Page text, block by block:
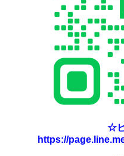
☆
https://